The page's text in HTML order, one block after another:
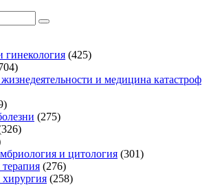
гинекология (425)
жизнедеятельности и медицина катастроф
(275)
и цитология (301)
терапия (276)
хирургия (258)